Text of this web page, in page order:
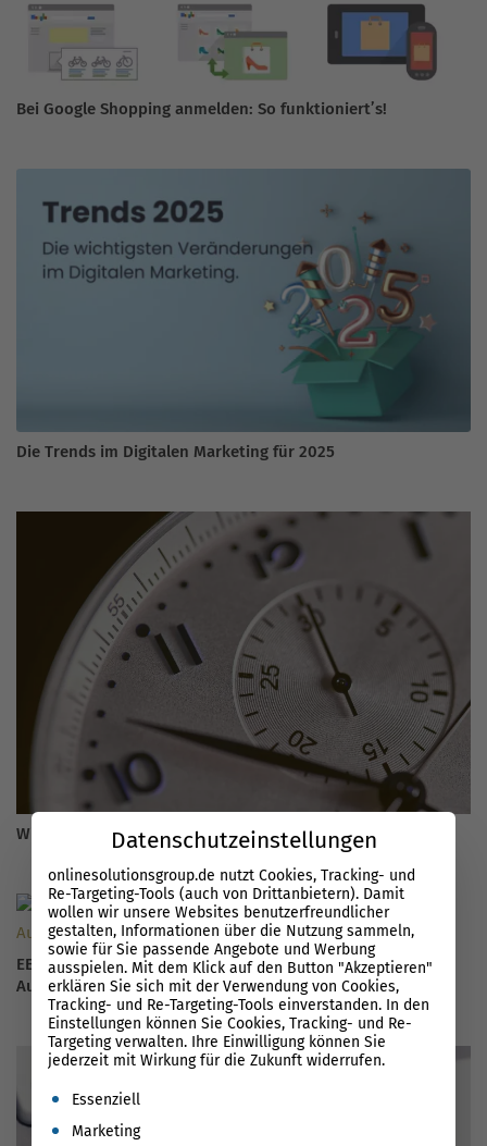
Bei Google Shopping anmelden: So funktioniert’s!
Die Trends im Digitalen Marketing für 2025
Wie lange dauert SEO im Jahr 2026?
EEAT-Guide Die Bedeutung von Expertise, Experience,
Autorität und Vertrauenswürdigkeit in 2026
Datenschutzeinstellungen
onlinesolutionsgroup.de nutzt Cookies, Tracking- und
Re-Targeting-Tools (auch von Drittanbietern). Damit
wollen wir unsere Websites benutzerfreundlicher
gestalten, Informationen über die Nutzung sammeln,
sowie für Sie passende Angebote und Werbung
ausspielen. Mit dem Klick auf den Button "Akzeptieren"
erklären Sie sich mit der Verwendung von Cookies,
Tracking- und Re-Targeting-Tools einverstanden. In den
Einstellungen können Sie Cookies, Tracking- und Re-
Targeting verwalten. Ihre Einwilligung können Sie
jederzeit mit Wirkung für die Zukunft widerrufen.
Es folgt eine Liste der Service-Gruppen, für die eine
Essenziell
Marketing